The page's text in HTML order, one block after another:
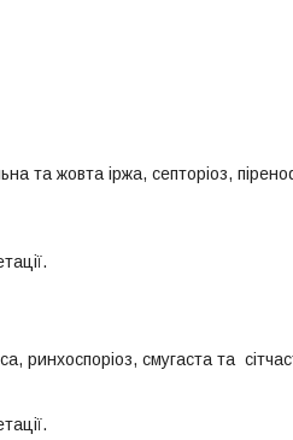
та жовта іржа, септоріоз,
ринхоспоріоз, смугаста та